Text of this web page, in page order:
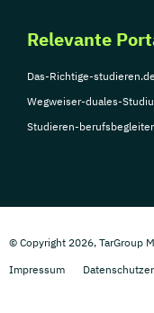
Relevante
Das-Richtige-studieren.de
Wegweiser-duales-
Studieren-
© Copyright 2026, TarGroup
Impressum